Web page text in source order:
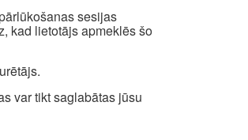
sesijas
kad lietotājs apmeklēs šo
var tikt saglabātas jūsu